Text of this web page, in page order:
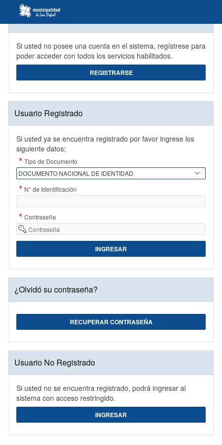
Crear Cuenta
Si usted no posee una cuenta en el sistema, regístrese para
poder acceder con todos los servicios habilitados.
REGISTRARSE
Usuario Registrado
Si usted ya se encuentra registrado por favor ingrese los
siguiente datos:
Tipo de Documento
Necesario)
N° de Identificación
Necesario)
Contraseña
Necesario)
INGRESAR
¿Olvidó su contraseña?
RECUPERAR CONTRASEÑA
Usuario No Registrado
Si usted no se encuentra registrado, podrá ingresar al
sistema con acceso restringido.
INGRESAR